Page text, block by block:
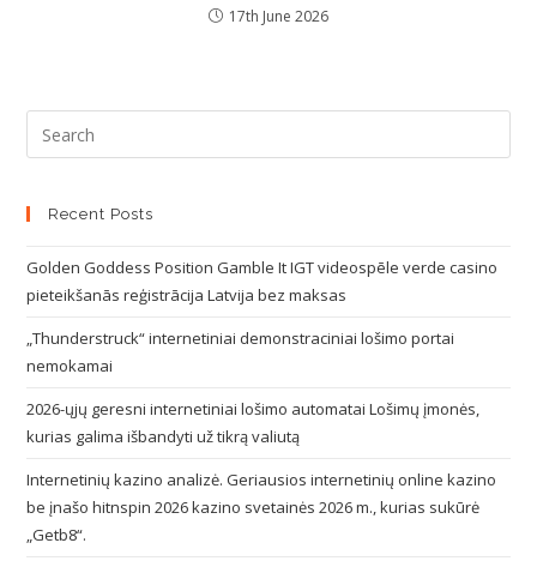
17th June 2026
Recent Posts
Golden Goddess Position Gamble It IGT videospēle verde casino
pieteikšanās reģistrācija Latvija bez maksas
„Thunderstruck“ internetiniai demonstraciniai lošimo portai
nemokamai
2026-ųjų geresni internetiniai lošimo automatai Lošimų įmonės,
kurias galima išbandyti už tikrą valiutą
Internetinių kazino analizė. Geriausios internetinių online kazino
be įnašo hitnspin 2026 kazino svetainės 2026 m., kurias sukūrė
„Getb8“.